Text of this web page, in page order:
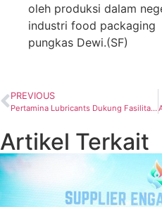
oleh produksi dalam
industri food packaging
pungkas Dewi.(SF)
PREVIOUS
Pertamina Lubricants Dukung Fasilitas Belajar Online Panti Asuhan di Jakut
Artikel Terkait